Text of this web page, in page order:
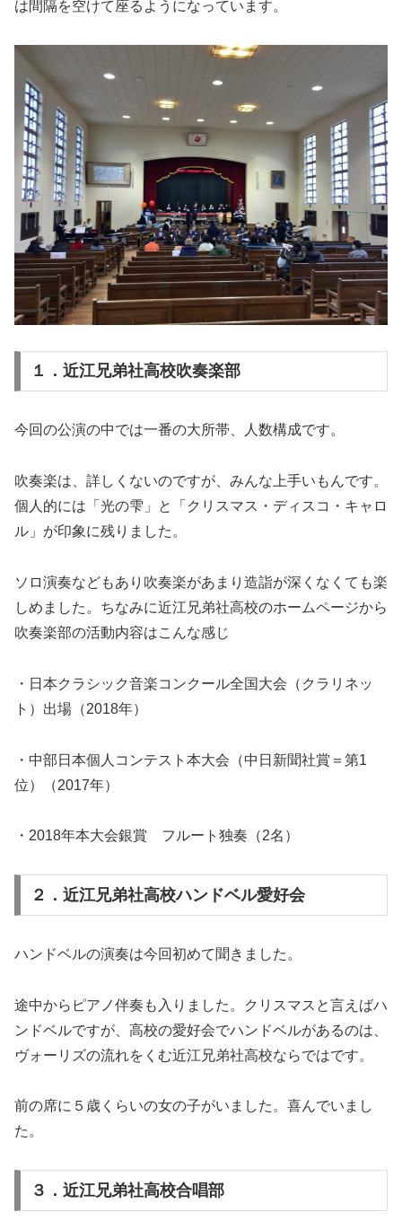
は間隔を空けて座るようになっています。
１．近江兄弟社高校吹奏楽部
今回の公演の中では一番の大所帯、人数構成です。
吹奏楽は、詳しくないのですが、みんな上手いもんです。
個人的には「光の雫」と「クリスマス・ディスコ・キャロ
ル」が印象に残りました。
ソロ演奏などもあり吹奏楽があまり造詣が深くなくても楽
しめました。ちなみに近江兄弟社高校のホームページから
吹奏楽部の活動内容はこんな感じ
・日本クラシック音楽コンクール全国大会（クラリネッ
ト）出場（2018年）
・中部日本個人コンテスト本大会（中日新聞社賞＝第1
位）（2017年）
・2018年本大会銀賞 フルート独奏（2名）
２．近江兄弟社高校ハンドベル愛好会
ハンドベルの演奏は今回初めて聞きました。
途中からピアノ伴奏も入りました。クリスマスと言えばハ
ンドベルですが、高校の愛好会でハンドベルがあるのは、
ヴォーリズの流れをくむ近江兄弟社高校ならではです。
前の席に５歳くらいの女の子がいました。喜んでいまし
た。
３．近江兄弟社高校合唱部